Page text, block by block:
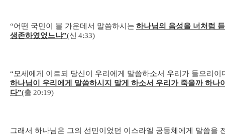
“어떤 국민이 불 가운데서 말씀하시는 하나님의 음성을 너처럼
생존하였었느냐”(신 4:33)
“모세에게 이르되 당신이 우리에게 말씀하소서 우리가 들으리이
하나님이 우리에게 말씀하시지 말게 하소서 우리가 죽을까 하나
다”(출 20:19)
그래서 하나님은 그의 선민이었던 이스라엘 공동체에게 말씀을